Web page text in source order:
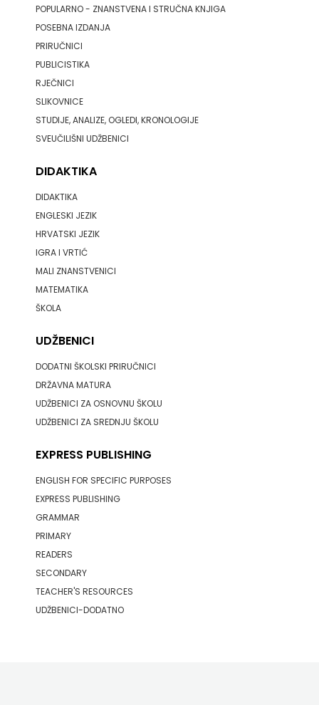
MATE
NEPTUN
NAKLADA
Naklada
NAKLADA
SLAP
NAKLADA
ULIKS
NARODNA
HNŽ/K
NAŠA
DJECA
OGNJIŠTA
Scriptura media j.d.o.o.
SONJA ŠKOBIĆ
STEP BY STEP
STILUS
SYNOPSIS
ŠARENI DUĆAN
Telegram media grupa d.o.o.
Twins Company
UDRUGA GLUTEN FREE U HNŽ
V.B.Z.
VERBUM
VORTO PALABRA
ZNANJE
POPULARNO - ZNANSTVENA I STRUČNA KNJIGA
POSEBNA IZDANJA
PRIRUČNICI
PUBLICISTIKA
RJEČNICI
SLIKOVNICE
STUDIJE, ANALIZE, OGLEDI, KRONOLOGIJE
SVEUČILIŠNI UDŽBENICI
DIDAKTIKA
DIDAKTIKA
ENGLESKI JEZIK
HRVATSKI JEZIK
IGRA I VRTIĆ
MALI ZNANSTVENICI
MATEMATIKA
ŠKOLA
UDŽBENICI
DODATNI ŠKOLSKI PRIRUČNICI
DRŽAVNA MATURA
UDŽBENICI ZA OSNOVNU ŠKOLU
UDŽBENICI ZA SREDNJU ŠKOLU
EXPRESS PUBLISHING
ENGLISH FOR SPECIFIC PURPOSES
EXPRESS PUBLISHING
GRAMMAR
PRIMARY
READERS
SECONDARY
TEACHER'S RESOURCES
UDŽBENICI-DODATNO